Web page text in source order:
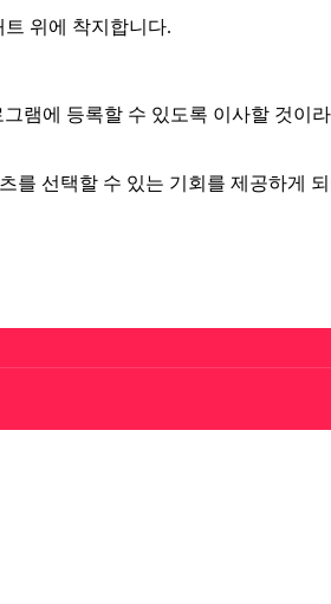
위에 착지합니다.
램에 등록할 수 있도록 이사할 것이
선택할 수 있는 기회를 제공하게